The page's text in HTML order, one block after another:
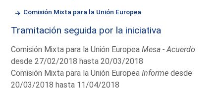
Comisión Mixta para la Unión Europea
Tramitación seguida por la iniciativa
Comisión Mixta para la Unión EuropeaMesa - Acuerdo
desde 27/02/2018 hasta 20/03/2018
Comisión Mixta para la Unión EuropeaInforme desde
20/03/2018 hasta 11/04/2018